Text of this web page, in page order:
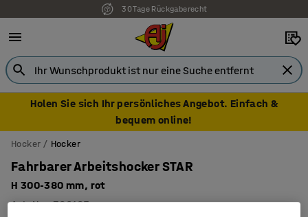
30 Tage Rückgaberecht
Holen Sie sich Ihr persönliches Angebot. Einfach &
bequem online!
Hocker Hocker
Fahrbarer Arbeitshocker STAR
H 300-380 mm, rot
Art. Nr.:360165